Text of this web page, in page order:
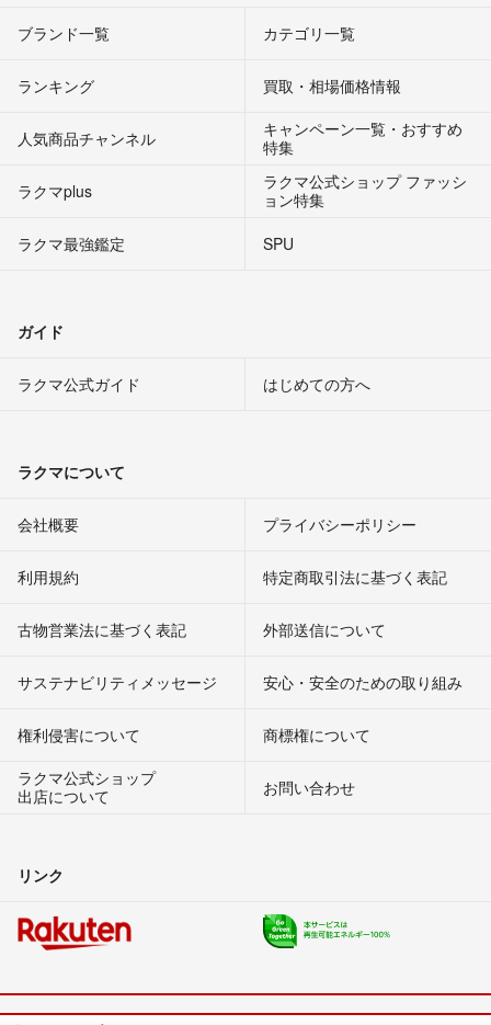
ブランド一覧 カテゴリ一覧
ランキング 買取・相場価格情報
人気商品チャンネル
キャンペーン一覧・おすすめ
特集
ラクマplus
ラクマ公式ショップ ファッシ
ョン特集
ラクマ最強鑑定
SPU
ガイド
ラクマ公式ガイド はじめての方へ
ラクマについて
会社概要 プライバシーポリシー
利用規約 特定商取引法に基づく表記
古物営業法に基づく表記 外部送信について
サステナビリティメッセージ 安心・安全のための取り組み
権利侵害について
商標権について
ラクマ公式ショップ
出店について
お問い合わせ
リンク